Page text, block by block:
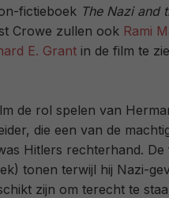
fictieboek The Nazi and
Crowe zullen ook Rami
E. Grant in de film te
de rol spelen van
die een van de
Hitlers rechterhand.
tonen terwijl hij Nazi-
zijn om terecht te